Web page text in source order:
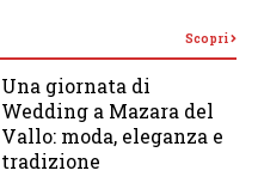
Scopri
Una giornata di
Wedding a Mazara del
Vallo: moda, eleganza e
tradizione